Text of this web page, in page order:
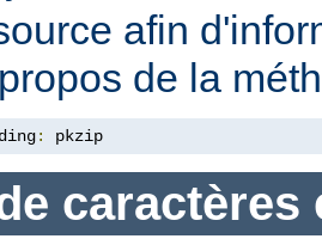
afin
de la
: pkzip
caractères